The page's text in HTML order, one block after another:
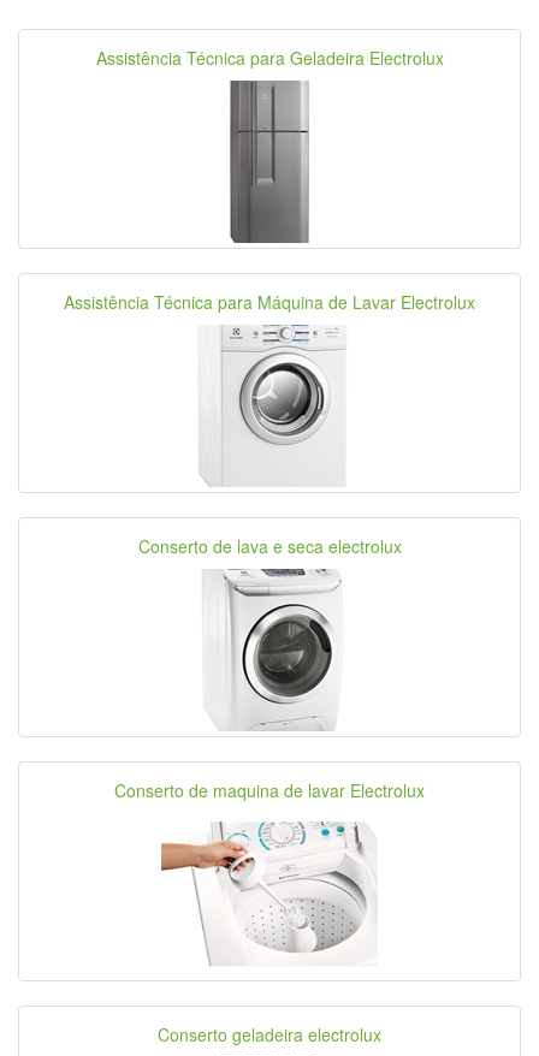
Assistência Técnica para Geladeira Electrolux
Assistência Técnica para Máquina de Lavar Electrolux
Conserto de lava e seca electrolux
Conserto de maquina de lavar Electrolux
Conserto geladeira electrolux